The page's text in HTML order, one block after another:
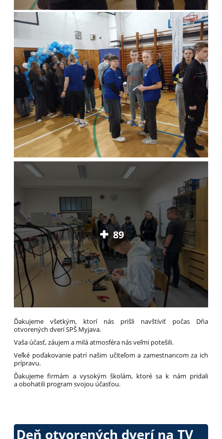
89
Ďakujeme všetkým, ktorí nás prišli navštíviť počas Dňa
otvorených dverí SPŠ Myjava.
Vaša účasť, záujem a milá atmosféra nás veľmi potešili.
Veľké poďakovanie patrí našim učiteľom a zamestnancom za ich
prípravu.
Ďakujeme firmám a vysokým školám, ktoré sa k nám pridali
a obohatili program svojou účasťou.
Deň otvorených dverí na TV